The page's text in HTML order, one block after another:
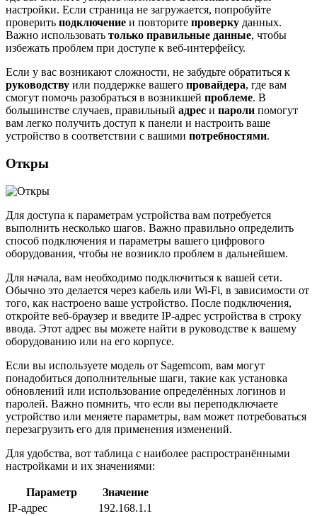
настройки. Если страница не загружается, попробуйте
проверить подключение и повторите проверку данных.
Важно использовать только правильные данные, чтобы
избежать проблем при доступе к веб-интерфейсу.
Если у вас возникают сложности, не забудьте обратиться к
руководству или поддержке вашего провайдера, где вам
смогут помочь разобраться в возникшей проблеме. В
большинстве случаев, правильный адрес и пароли помогут
вам легко получить доступ к панели и настроить ваше
устройство в соответствии с вашими потребностями.
Откры
Для доступа к параметрам устройства вам потребуется
выполнить несколько шагов. Важно правильно определить
способ подключения и параметры вашего цифрового
оборудования, чтобы не возникло проблем в дальнейшем.
Для начала, вам необходимо подключиться к вашей сети.
Обычно это делается через кабель или Wi-Fi, в зависимости от
того, как настроено ваше устройство. После подключения,
откройте веб-браузер и введите IP-адрес устройства в строку
ввода. Этот адрес вы можете найти в руководстве к вашему
оборудованию или на его корпусе.
Если вы используете модель от Sagemcom, вам могут
понадобиться дополнительные шаги, такие как установка
обновлений или использование определённых логинов и
паролей. Важно помнить, что если вы переподключаете
устройство или меняете параметры, вам может потребоваться
перезагрузить его для применения изменений.
Для удобства, вот таблица с наиболее распространёнными
настройками и их значениями:
Параметр
Значение
IP-адрес
192.168.1.1